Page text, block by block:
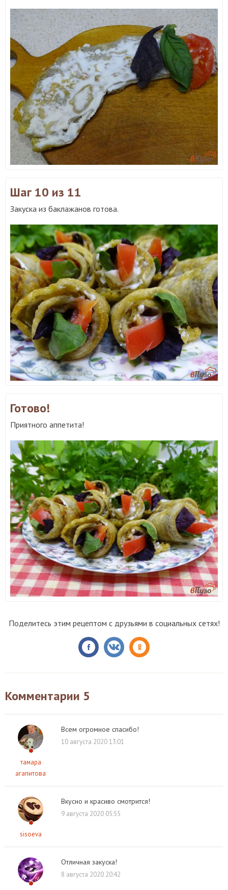
Шаг 10 из 11
Закуска из баклажанов готова.
Готово!
Приятного аппетита!
Поделитесь этим рецептом с друзьями в социальных сетях!
Комментарии 5
тамара
агапитова
Всем огромное спасибо!
10 августа 2020 13:01
sisoeva
Вкусно и красиво смотрится!
9 августа 2020 05:55
Отличная закуска!
8 августа 2020 20:42